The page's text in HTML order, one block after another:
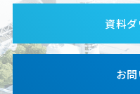
資料
お